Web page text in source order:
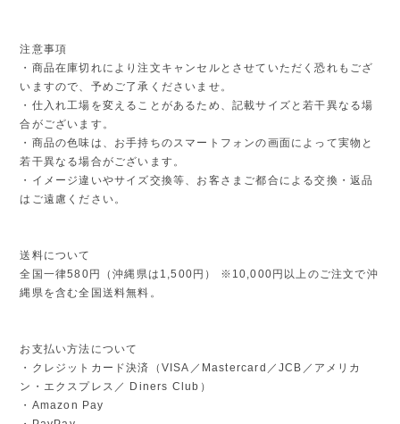
注意事項
・商品在庫切れにより注文キャンセルとさせていただく恐れもござ
いますので、予めご了承くださいませ。
・仕入れ工場を変えることがあるため、記載サイズと若干異なる場
合がございます。
・商品の色味は、お手持ちのスマートフォンの画面によって実物と
若干異なる場合がございます。
・イメージ違いやサイズ交換等、お客さまご都合による交換・返品
はご遠慮ください。
送料について
全国一律580円（沖縄県は1,500円） ※10,000円以上のご注文で沖
縄県を含む全国送料無料。
お支払い方法について
・クレジットカード決済（VISA／Mastercard／JCB／アメリカ
ン・エクスプレス／ Diners Club）
・Amazon Pay